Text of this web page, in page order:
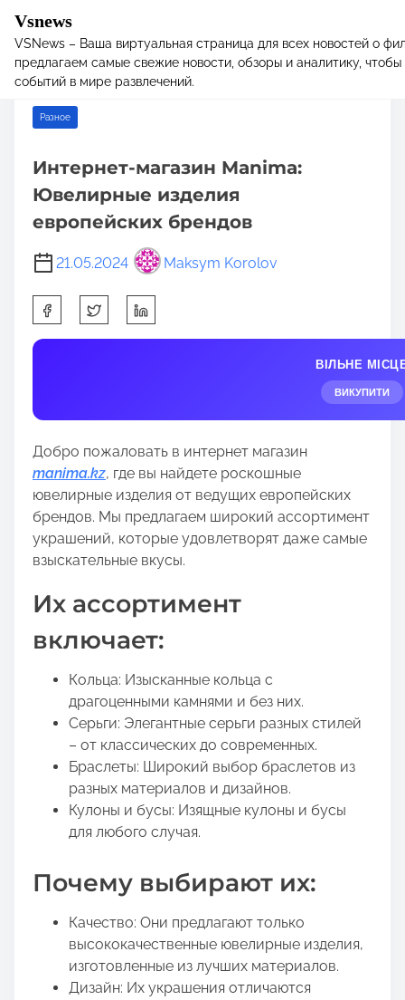
Vsnews
VSNews – Ваша виртуальная страница для всех новостей о
предлагаем самые свежие новости, обзоры и аналитику,
событий в мире развлечений.
Home/Разное/ Интернет-магазин Manima: Ювелирные
изделия европейских брендов
Разное
Интернет-магазин Manima:
Ювелирные изделия
европейских брендов
21.05.2024 Maksym Korolov
h
a
t
i
s
p
o
s
t
n
ВІЛЬНЕ
ВИКУПИТИ
Добро пожаловать в интернет магазин
manima.kz, где вы найдете роскошные
ювелирные изделия от ведущих европейских
брендов. Мы предлагаем широкий ассортимент
украшений, которые удовлетворят даже самые
взыскательные вкусы.
Их ассортимент
включает:
Кольца: Изысканные кольца с
драгоценными камнями и без них.
Серьги: Элегантные серьги разных стилей
– от классических до современных.
Браслеты: Широкий выбор браслетов из
разных материалов и дизайнов.
Кулоны и бусы: Изящные кулоны и бусы
для любого случая.
Почему выбирают их:
Качество: Они предлагают только
высококачественные ювелирные изделия,
изготовленные из лучших материалов.
Дизайн: Их украшения отличаются